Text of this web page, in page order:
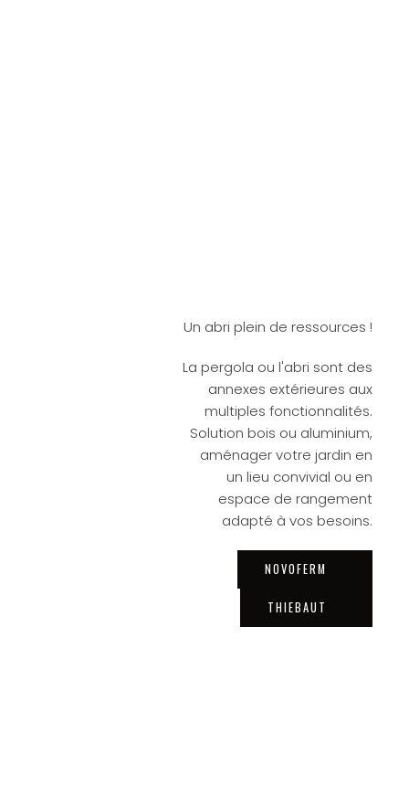
Un abri plein de ressources !
La pergola ou l'abri sont des
annexes extérieures aux
multiples fonctionnalités.
Solution bois ou aluminium,
aménager votre jardin en
un lieu convivial ou en
espace de rangement
adapté à vos besoins.
NOVOFERM
THIEBAUT